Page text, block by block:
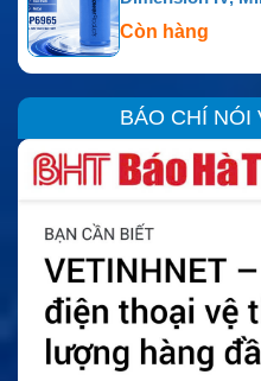
Còn hàng
BÁO CHÍ NÓI